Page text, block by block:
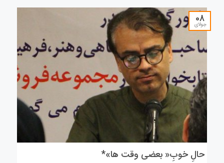
08
جولای
حالِ خوبِ« بعضی وقت ها»*